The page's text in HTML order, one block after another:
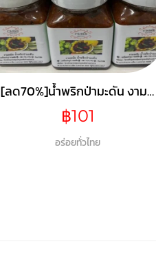
[ลด70%]น้ำพริกป่ามะดัน งามล
มัย
฿101
อร่อยทั่วไทย